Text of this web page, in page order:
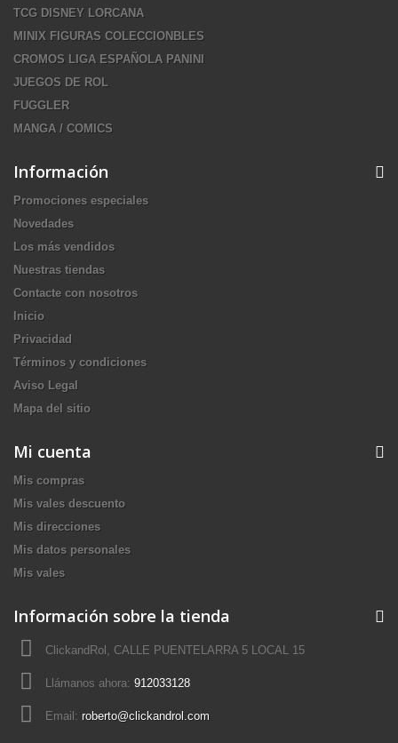
TCG DISNEY LORCANA
MINIX FIGURAS COLECCIONBLES
CROMOS LIGA ESPAÑOLA PANINI
JUEGOS DE ROL
FUGGLER
MANGA / COMICS
Información
Promociones especiales
Novedades
Los más vendidos
Nuestras tiendas
Contacte con nosotros
Inicio
Privacidad
Términos y condiciones
Aviso Legal
Mapa del sitio
Mi cuenta
Mis compras
Mis vales descuento
Mis direcciones
Mis datos personales
Mis vales
Información sobre la tienda
ClickandRol, CALLE PUENTELARRA 5 LOCAL 15
Llámanos ahora: 912033128
Email: roberto@clickandrol.com